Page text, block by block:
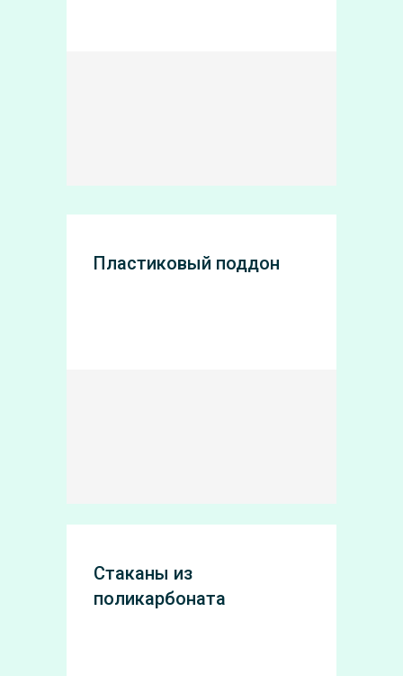
Стаканы из
поликарбоната
Пластиковый поддон